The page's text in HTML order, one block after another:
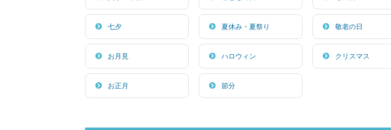
七夕 夏休み・夏祭り 敬老の日
お月見 ハロウィン クリスマス
お正月 節分